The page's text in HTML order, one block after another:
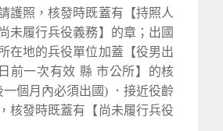
護照，核發時既蓋有【持照人
未履行兵役義務】的章；出國
在地的兵役單位加蓋【役男出
前一次有效 縣 市公所】的核
一個月內必須出國) ．接近役齡
核發時既蓋有【尚未履行兵役